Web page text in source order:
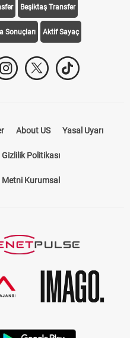
Beşiktaş Transfer
Sonuçları Aktif Sayaç
About US Yasal Uyarı
Gizlilik Politikası
Metni Kurumsal